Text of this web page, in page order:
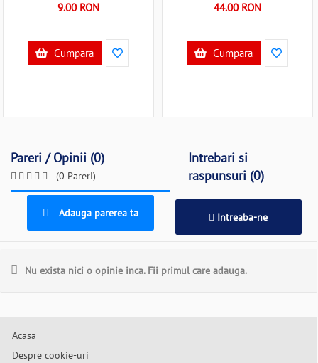
9.00 RON
Cumpara
44.00 RON
Cumpara
Pareri / Opinii (0)
(0 Pareri)
Intrebari si
raspunsuri (0)
Adauga parerea ta Intreaba-ne
Nu exista nici o opinie inca. Fii primul care adauga.
Acasa
Despre cookie-uri